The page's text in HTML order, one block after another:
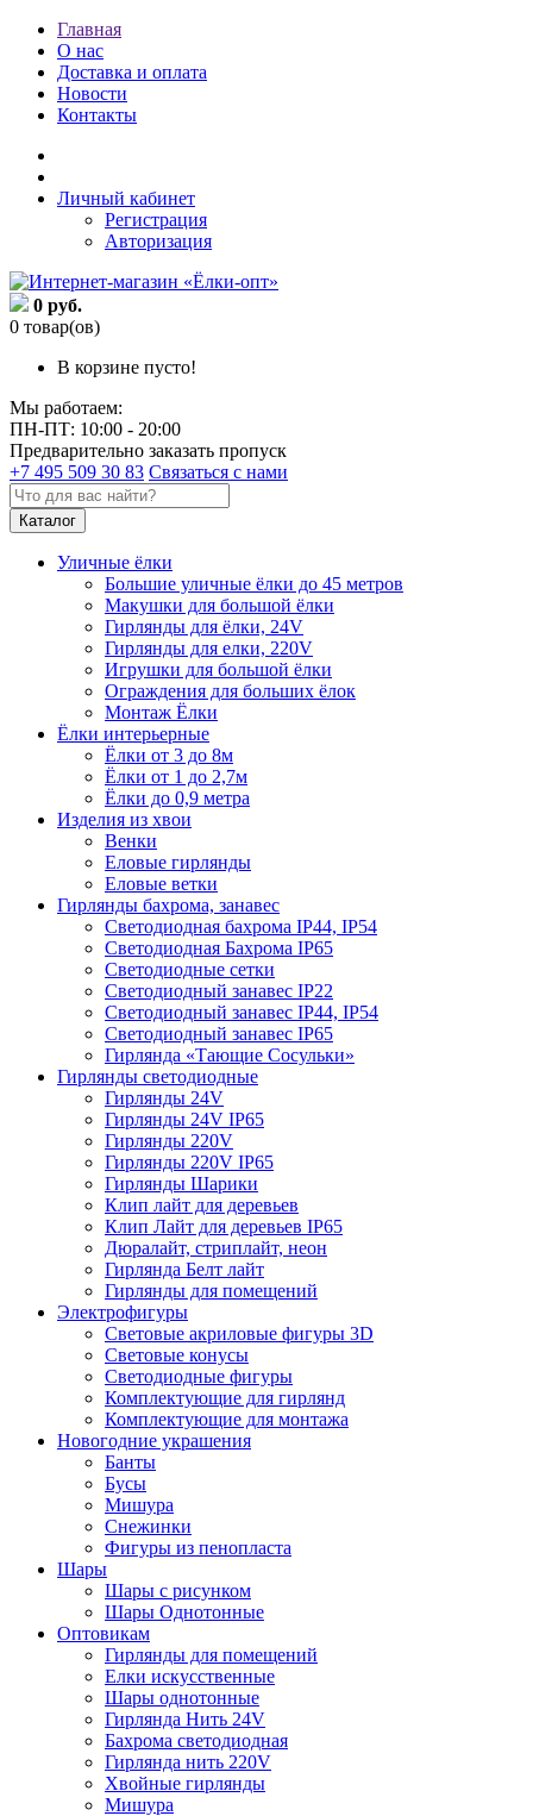
Главная
О нас
Доставка и оплата
Новости
Контакты
Личный кабинет
Регистрация
Авторизация
0 руб.
0 товар(ов)
В корзине пусто!
Мы работаем:
ПН-ПТ: 10:00 - 20:00
Предварительно заказать пропуск
+7 495 509 30 83 Связаться с нами
Каталог
Уличные ёлки
Большие уличные ёлки до 45 метров
Макушки для большой ёлки
Гирлянды для ёлки, 24V
Гирлянды для елки, 220V
Игрушки для большой ёлки
Ограждения для больших ёлок
Монтаж Ёлки
Ёлки интерьерные
Ёлки от 3 до 8м
Ёлки от 1 до 2,7м
Ёлки до 0,9 метра
Изделия из хвои
Венки
Еловые гирлянды
Еловые ветки
Гирлянды бахрома, занавес
Светодиодная бахрома IP44, IP54
Светодиодная Бахрома IP65
Светодиодные сетки
Светодиодный занавес IP22
Светодиодный занавес IP44, IP54
Светодиодный занавес IP65
Гирлянда «Тающие Сосульки»
Гирлянды светодиодные
Гирлянды 24V
Гирлянды 24V IP65
Гирлянды 220V
Гирлянды 220V IP65
Гирлянды Шарики
Клип лайт для деревьев
Клип Лайт для деревьев IP65
Дюралайт, стриплайт, неон
Гирлянда Белт лайт
Гирлянды для помещений
Электрофигуры
Световые акриловые фигуры 3D
Световые конусы
Светодиодные фигуры
Комплектующие для гирлянд
Комплектующие для монтажа
Новогодние украшения
Банты
Бусы
Мишура
Снежинки
Фигуры из пенопласта
Шары
Шары с рисунком
Шары Однотонные
Оптовикам
Гирлянды для помещений
Елки искусственные
Шары однотонные
Гирлянда Нить 24V
Бахрома светодиодная
Гирлянда нить 220V
Хвойные гирлянды
Мишура